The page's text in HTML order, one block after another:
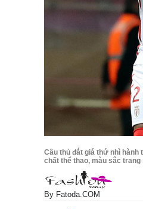
Cầu thủ đắt giá thứ nhì hành
chất thể thao, màu sắc trang
By Fatoda.COM